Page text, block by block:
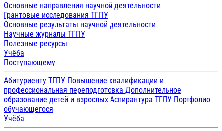
Основные направления научной деятельности
Грантовые исследования ТГПУ
Основные результаты научной деятельности
Научные журналы ТГПУ
Полезные ресурсы
Учёба
Поступающему
Абитуриенту ТГПУ Повышение квалификации и
профессиональная переподготовка Дополнительное
образование детей и взрослых Аспирантура ТГПУ Портфолио
обучающегося
Учёба